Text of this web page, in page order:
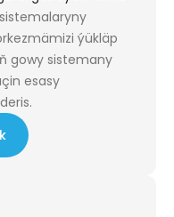
ýükläp
gowy sistemany
esasy